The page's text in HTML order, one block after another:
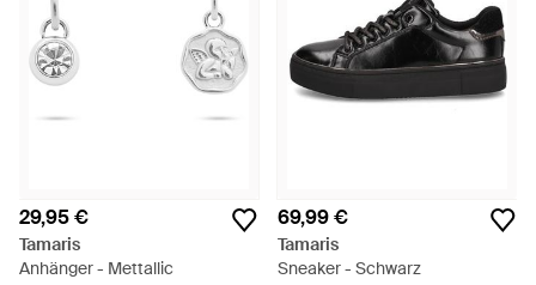
29,95 €
Tamaris
Anhänger - Mettallic
69,99 €
Tamaris
Sneaker - Schwarz